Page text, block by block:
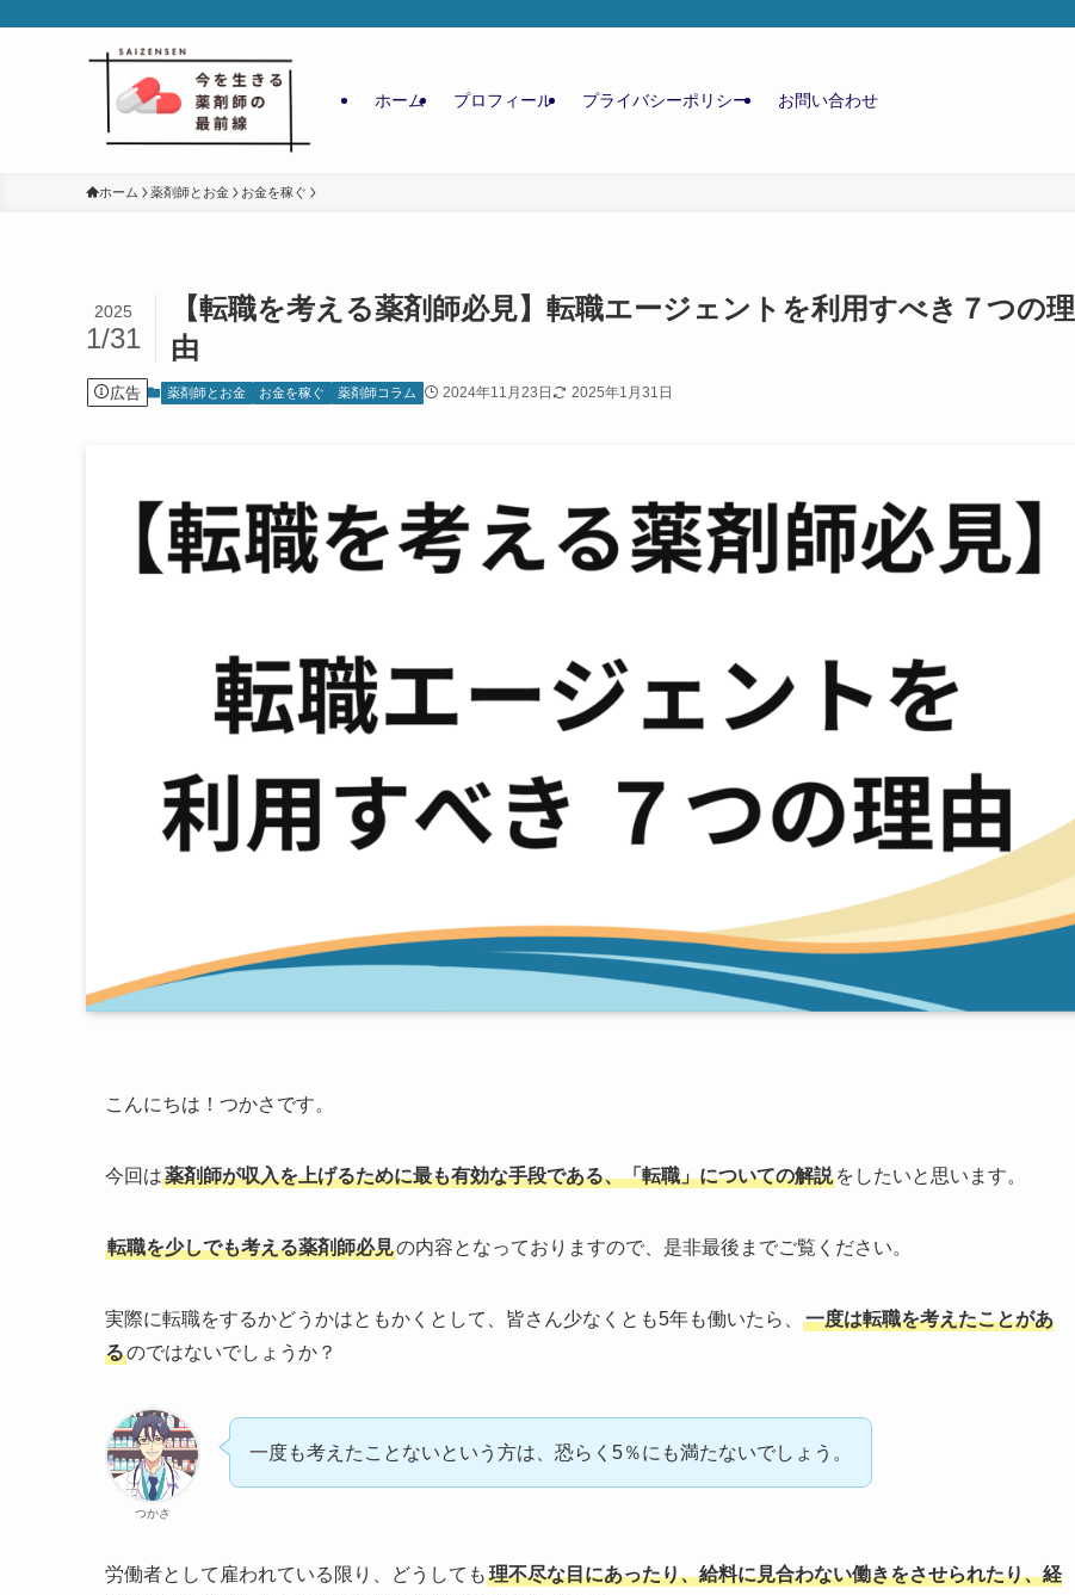
ホーム プロフィール プライバシーポリシー お問い合わせ
ホーム 薬剤師とお金 お金を稼ぐ
【転職を考える薬剤師必見】転職エージェントを利用すべき７つの理
由
2025
1/31
広告 薬剤師とお金 お金を稼ぐ 薬剤師コラム 2024年11月23日 2025年1月31日
こんにちは！つかさです。
今回は薬剤師が収入を上げるために最も有効な手段である、「転職」についての解説 をしたいと思います。
転職を少しでも考える薬剤師必見の内容となっておりますので、是非最後までご覧ください。
実際に転職をするかどうかはともかくとして、皆さん少なくとも5年も働いたら、
一度は転職を考えたことがあ
るのではないでしょうか？
つかさ
一度も考えたことないという方は、恐らく5％にも満たないでしょう。
労働者として雇われている限り、どうしても 理不尽な目にあったり、給料に見合わない働きをさせられたり、経